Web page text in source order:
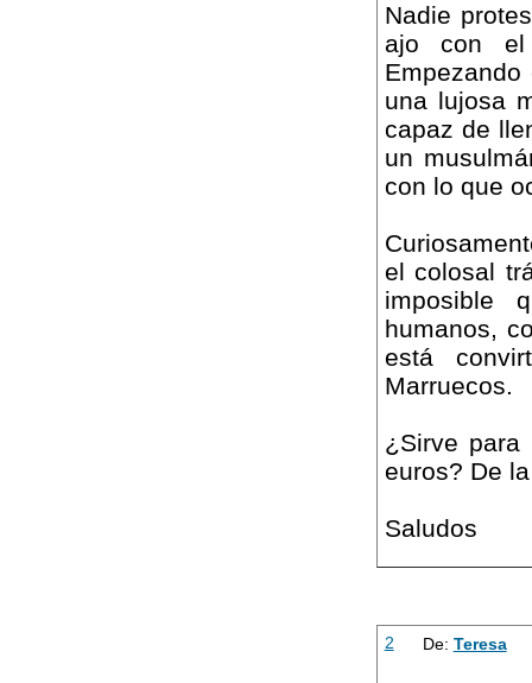
Nadie
ajo con el
una lujosa
capaz de
un
con lo que
el colosal
imposible
humanos,
está
Marruecos.
¿Sirve
euros? De
Saludos
2 De: Teresa